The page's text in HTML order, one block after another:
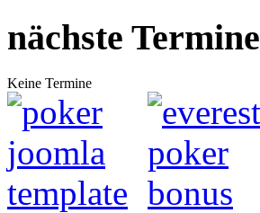
nächste Termine
Keine Termine